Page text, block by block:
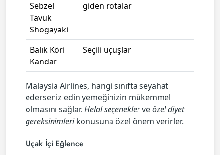
Sebzeli
Tavuk
Shogayaki
giden rotalar
Balık Köri
Kandar
Seçili uçuşlar
Malaysia Airlines, hangi sınıfta seyahat
ederseniz edin yemeğinizin mükemmel
olmasını sağlar. Helal seçeneklerveözel diyet
gereksinimlerikonusuna özel önem verirler.
Uçak İçi Eğlence